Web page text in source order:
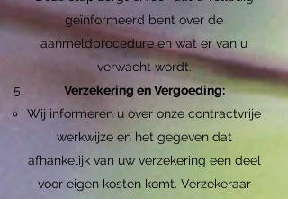
geïnformeerd bent over de
aanmeldprocedure en wat er van u
verwacht wordt.
Verzekering en Vergoeding:
Wij informeren u over onze contractvrije
werkwijze en het gegeven dat
afhankelijk van uw verzekering een deel
voor eigen kosten komt. Verzekeraar